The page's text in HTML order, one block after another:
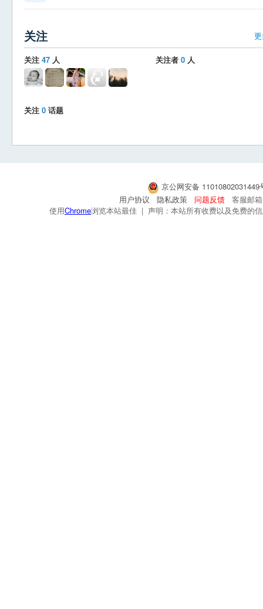
关注
关注 47 人 关注者 0 人
关注 0 话题
京公网安备
用户协议
隐私政策 问题反馈
客服邮
使用Chrome浏览本站最佳 | 声明：本站所有收费以及免费的